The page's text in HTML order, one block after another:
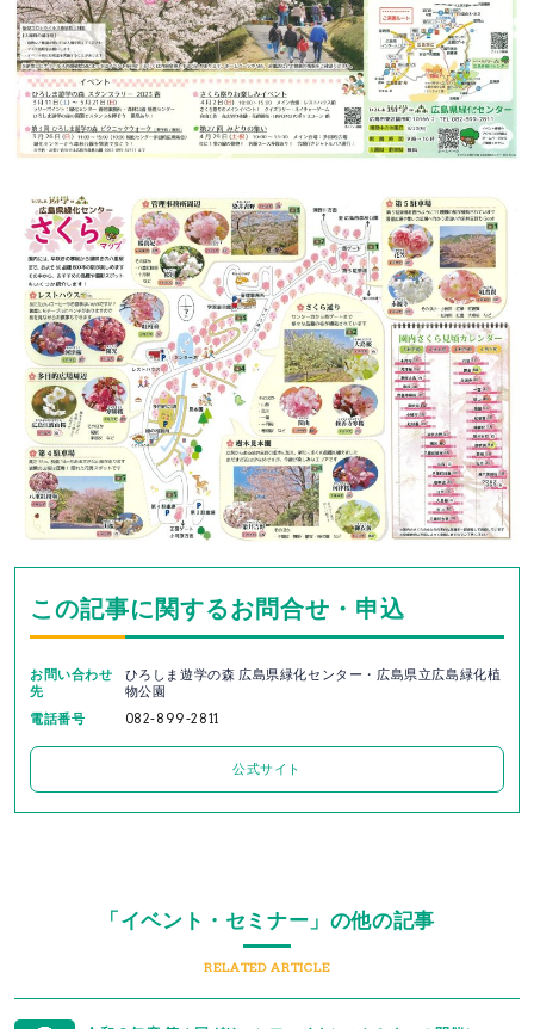
この記事に関するお問合せ・申込
お問い合わせ
先
ひろしま遊学の森 広島県緑化センター・広島県立広島緑化植
物公園
電話番号
082-899-2811
公式サイト
「イベント・セミナー」の他の記事
RELATED ARTICLE